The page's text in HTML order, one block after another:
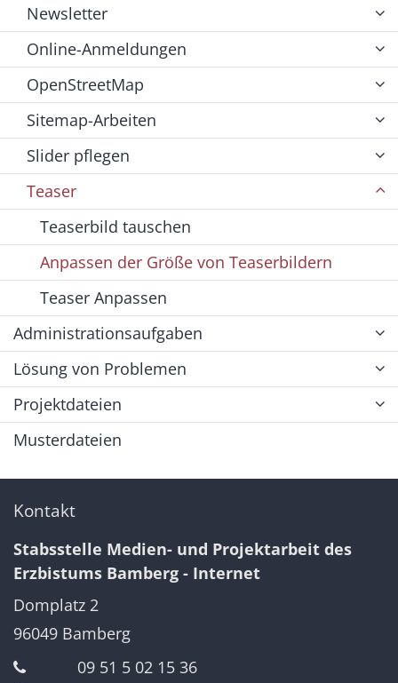
Newsletter
Online-Anmeldungen
OpenStreetMap
Sitemap-Arbeiten
Slider pflegen
Teaser
Teaserbild tauschen
Anpassen der Größe von Teaserbildern
Teaser Anpassen
Administrationsaufgaben
Lösung von Problemen
Projektdateien
Musterdateien
Kontakt
Stabsstelle Medien- und Projektarbeit des
Erzbistums Bamberg - Internet
Domplatz 2
96049 Bamberg
09 51 5 02 15 36